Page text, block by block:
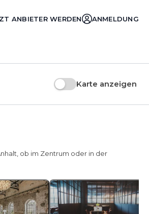
ANBIETER WERDEN ANMELDUNG
Karte anzeigen
ob im Zentrum oder in der